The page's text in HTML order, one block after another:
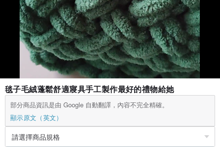
毯子毛絨蓬鬆舒適寢具手工製作最好的禮物給她
部分商品資訊是由 Google 自動翻譯，內容不完全精確。
顯示原文（英文）